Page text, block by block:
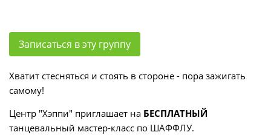
Записаться в эту группу
Хватит стесняться и стоять в стороне - пора зажигать
самому!
Центр "Хэппи" приглашает на БЕСПЛАТНЫЙ
танцевальный мастер-класс по ШАФФЛУ.